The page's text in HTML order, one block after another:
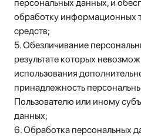
персональных данных, и
обработку информационных
средств;
5. Обезличивание
результате которых
использования
принадлежность
Пользователю или иному
данных;
6. Обработка персональных